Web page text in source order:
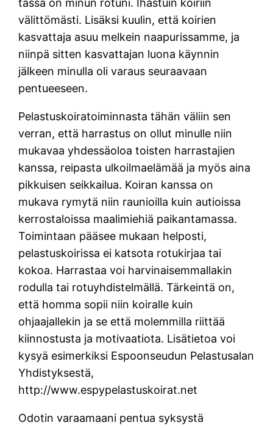
tässä on minun rotuni. Ihastuin koiriin
välittömästi. Lisäksi kuulin, että koirien
kasvattaja asuu melkein naapurissamme, ja
niinpä sitten kasvattajan luona käynnin
jälkeen minulla oli varaus seuraavaan
pentueeseen.
Pelastuskoiratoiminnasta tähän väliin sen
verran, että harrastus on ollut minulle niin
mukavaa yhdessäoloa toisten harrastajien
kanssa, reipasta ulkoilmaelämää ja myös aina
pikkuisen seikkailua. Koiran kanssa on
mukava rymytä niin raunioilla kuin autioissa
kerrostaloissa maalimiehiä paikantamassa.
Toimintaan pääsee mukaan helposti,
pelastuskoirissa ei katsota rotukirjaa tai
kokoa. Harrastaa voi harvinaisemmallakin
rodulla tai rotuyhdistelmällä. Tärkeintä on,
että homma sopii niin koiralle kuin
ohjaajallekin ja se että molemmilla riittää
kiinnostusta ja motivaatiota. Lisätietoa voi
kysyä esimerkiksi Espoonseudun Pelastusalan
Yhdistyksestä,
http://www.espypelastuskoirat.net
Odotin varaamaani pentua syksystä